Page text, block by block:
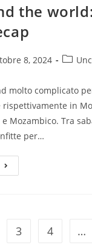
the world:
8, 2024
molto complicato
in
Mozambico. Tra
per…
3 4 …